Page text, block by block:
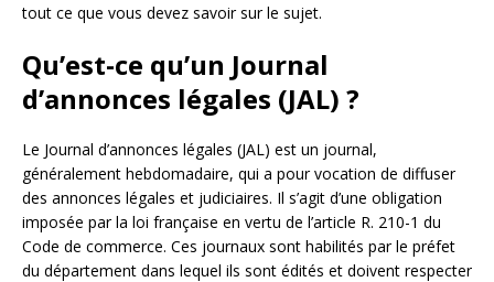
tout ce que vous devez savoir sur le sujet.
Qu’est-ce qu’un Journal
d’annonces légales (JAL) ?
Le Journal d’annonces légales (JAL) est un journal,
généralement hebdomadaire, qui a pour vocation de diffuser
des annonces légales et judiciaires. Il s’agit d’une obligation
imposée par la loi française en vertu de l’article R. 210-1 du
Code de commerce. Ces journaux sont habilités par le préfet
du département dans lequel ils sont édités et doivent respecter